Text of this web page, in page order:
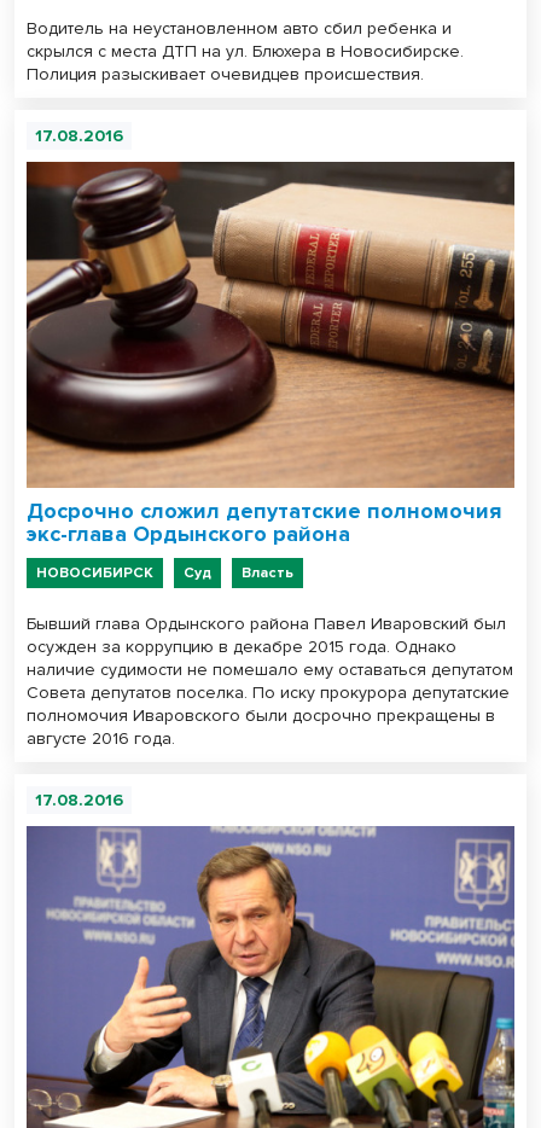
Водитель на неустановленном авто сбил ребенка и
скрылся с места ДТП на ул. Блюхера в Новосибирске.
Полиция разыскивает очевидцев происшествия.
17.08.2016
Досрочно сложил депутатские полномочия
экс-глава Ордынского района
НОВОСИБИРСК Суд Власть
Бывший глава Ордынского района Павел Иваровский был
осужден за коррупцию в декабре 2015 года. Однако
наличие судимости не помешало ему оставаться депутатом
Совета депутатов поселка. По иску прокурора депутатские
полномочия Иваровского были досрочно прекращены в
августе 2016 года.
17.08.2016